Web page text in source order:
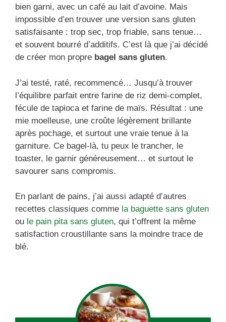
bien garni, avec un café au lait d’avoine. Mais
impossible d’en trouver une version sans gluten
satisfaisante : trop sec, trop friable, sans tenue…
et souvent bourré d’additifs. C’est là que j’ai décidé
de créer mon propre bagel sans gluten.
J’ai testé, raté, recommencé… Jusqu’à trouver
l’équilibre parfait entre farine de riz demi-complet,
fécule de tapioca et farine de maïs. Résultat : une
mie moelleuse, une croûte légèrement brillante
après pochage, et surtout une vraie tenue à la
garniture. Ce bagel-là, tu peux le trancher, le
toaster, le garnir généreusement… et surtout le
savourer sans compromis.
En parlant de pains, j’ai aussi adapté d’autres
recettes classiques comme la baguette sans gluten
ou le pain pita sans gluten, qui t’offrent la même
satisfaction croustillante sans la moindre trace de
blé.